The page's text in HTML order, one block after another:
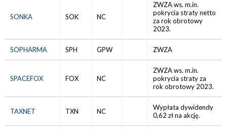
SONKA SOK NC
ZWZA ws. m.in.
pokrycia straty netto
za rok obrotowy
2023.
SOPHARMA SPH GPW ZWZA
SPACEFOX FOX NC
ZWZA ws. m.in.
pokrycia straty za
rok obrotowy 2023.
TAXNET TXN NC
Wypłata dywidendy
0,62 zł na akcję.